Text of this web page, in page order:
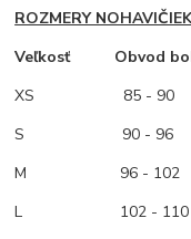
ROZMERY
Veľkosť Obvod
XS
85 - 90
S 90 - 96
M
96 - 102
L 102 - 110